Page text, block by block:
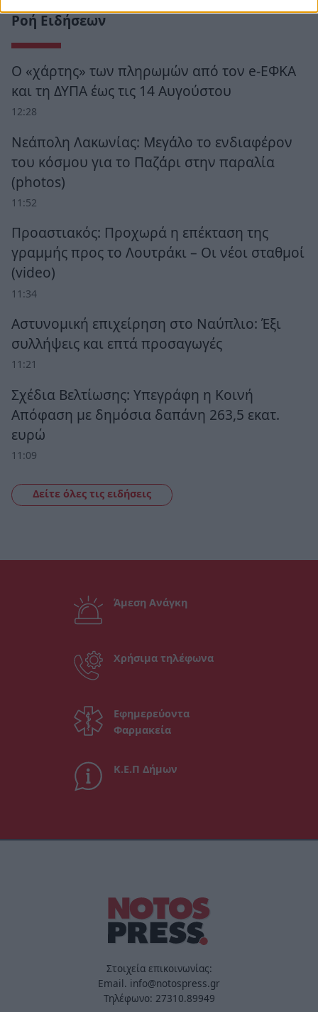
Ροή Ειδήσεων
Ο «χάρτης» των πληρωμών από τον e-ΕΦΚΑ
και τη ΔΥΠΑ έως τις 14 Αυγούστου
12:28
Νεάπολη Λακωνίας: Μεγάλο το ενδιαφέρον
του κόσμου για το Παζάρι στην παραλία
(photos)
11:52
Προαστιακός: Προχωρά η επέκταση της
γραμμής προς το Λουτράκι – Οι νέοι σταθμοί
(video)
11:34
Αστυνομική επιχείρηση στο Ναύπλιο: Έξι
συλλήψεις και επτά προσαγωγές
11:21
Σχέδια Βελτίωσης: Υπεγράφη η Κοινή
Απόφαση με δημόσια δαπάνη 263,5 εκατ.
ευρώ
11:09
Δείτε όλες τις ειδήσεις
Άμεση Ανάγκη
Χρήσιμα τηλέφωνα
Εφημερεύοντα
Φαρμακεία
Κ.Ε.Π Δήμων
Στοιχεία επικοινωνίας:
Email. info@notospress.gr
Τηλέφωνο: 27310.89949